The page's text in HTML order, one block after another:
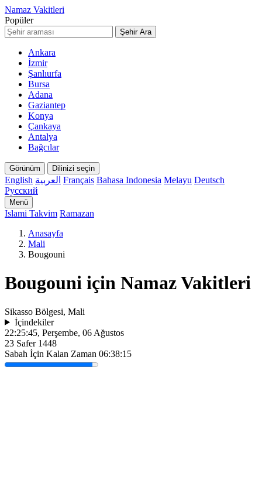
Namaz Vakitleri
Popüler
Şehir Ara
Ankara
İzmir
Şanlıurfa
Bursa
Adana
Gaziantep
Konya
Çankaya
Antalya
Bağcılar
Görünüm Dilinizi seçin
English العربية Français Bahasa Indonesia Melayu Deutsch
Русский
Menü
Islami Takvim Ramazan
Anasayfa
Mali
Bougouni
Bougouni için Namaz Vakitleri
Sikasso Bölgesi, Mali
İçindekiler
22:25:45, Perşembe, 06 Ağustos
23 Safer 1448
Sabah İçin Kalan Zaman 06:38:15